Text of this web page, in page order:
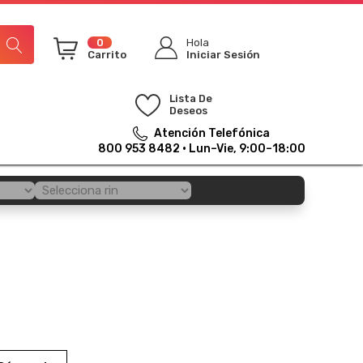
0
Carrito
Hola
Iniciar Sesión
Lista De
Deseos
Atención Telefónica
800 953 8482 · Lun–Vie, 9:00–18:00